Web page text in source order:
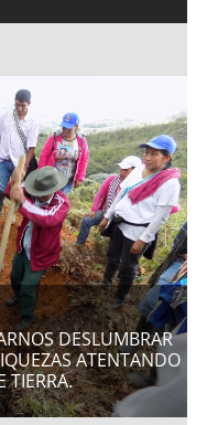
DESLUMBRAR
ATENTANDO
TIERRA.